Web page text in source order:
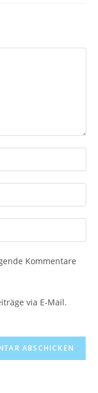
Kommentare
via E-Mail.